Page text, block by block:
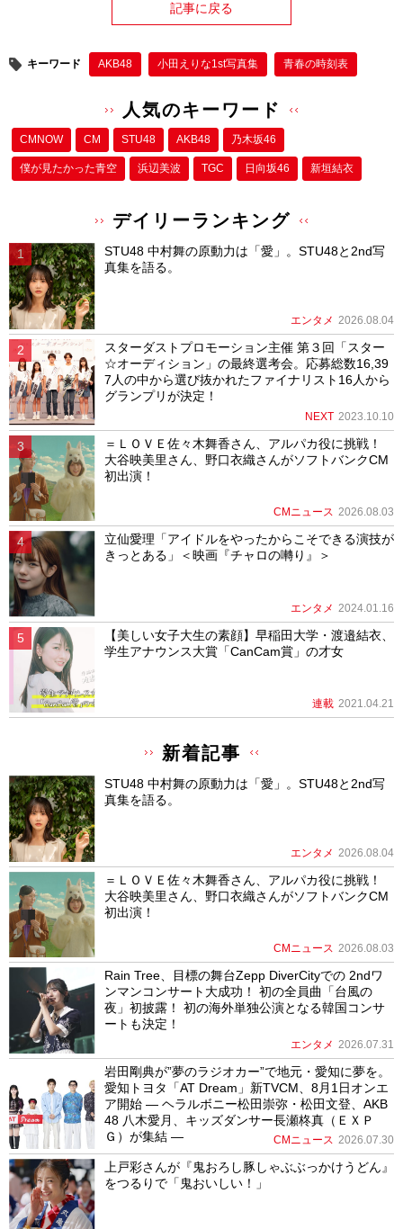
記事に戻る
キーワード AKB48 小田えりな1st写真集 青春の時刻表
人気のキーワード
CMNOW CM STU48 AKB48 乃木坂46
僕が⾒たかった⻘空 浜辺美波 TGC 日向坂46 新垣結衣
デイリーランキング
STU48 中村舞の原動力は「愛」。STU48と2nd写
真集を語る。
エンタメ 2026.08.04
スターダストプロモーション主催 第３回「スター
☆オーディション」の最終選考会。応募総数16,39
7人の中から選び抜かれたファイナリスト16人から
グランプリが決定！
NEXT 2023.10.10
＝ＬＯＶＥ佐々木舞香さん、アルパカ役に挑戦！
大谷映美里さん、野口衣織さんがソフトバンクCM
初出演！
CMニュース 2026.08.03
立仙愛理「アイドルをやったからこそできる演技が
きっとある」＜映画『チャロの囀り』＞
エンタメ 2024.01.16
【美しい女子大生の素顔】早稲田大学・渡邉結衣、
学生アナウンス大賞「CanCam賞」の才女
連載 2021.04.21
新着記事
STU48 中村舞の原動力は「愛」。STU48と2nd写
真集を語る。
エンタメ 2026.08.04
＝ＬＯＶＥ佐々木舞香さん、アルパカ役に挑戦！
大谷映美里さん、野口衣織さんがソフトバンクCM
初出演！
CMニュース 2026.08.03
Rain Tree、目標の舞台Zepp DiverCityでの 2ndワ
ンマンコンサート大成功！ 初の全員曲「台風の
夜」初披露！ 初の海外単独公演となる韓国コンサ
ートも決定！
エンタメ 2026.07.31
岩田剛典が”夢のラジオカー”で地元・愛知に夢を。
愛知トヨタ「AT Dream」新TVCM、8月1日オンエ
ア開始 ― ヘラルボニー松田崇弥・松田文登、AKB
48 八木愛月、キッズダンサー長瀬柊真（ＥＸＰ
Ｇ）が集結 ―
CMニュース 2026.07.30
上戸彩さんが『鬼おろし豚しゃぶぶっかけうどん』
をつるりで「鬼おいしい！」